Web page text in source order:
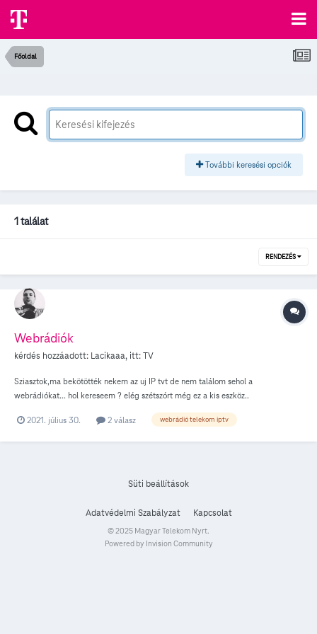
Főoldal
További keresési opciók
1 találat
RENDEZÉS
Webrádiók
kérdés hozzáadott: Lacikaaa, itt:TV
Sziasztok,ma bekötötték nekem az uj IP tvt de nem találom sehol a
webrádiókat... hol kereseem ? elég szétszórt még ez a kis eszköz..
2021. július 30. 2 válasz webrádió telekom iptv
Süti beállítások
Adatvédelmi Szabályzat Kapcsolat
© 2025 Magyar Telekom Nyrt.
Powered by Invision Community